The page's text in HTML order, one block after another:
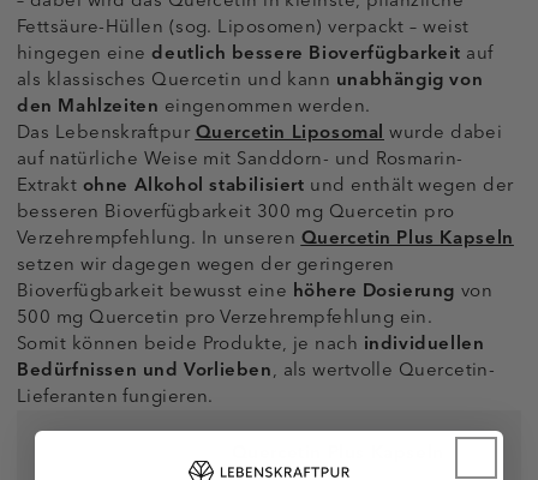
Fettsäure-Hüllen (sog. Liposomen) verpackt – weist
hingegen einedeutlich bessere Bioverfügbarkeit auf
als klassisches Quercetin und kann unabhängig von
den Mahlzeiten eingenommen werden.
Das LebenskraftpurQuercetin Liposomalwurde dabei
auf natürliche Weise mit Sanddorn- und Rosmarin-
Extraktohne Alkohol stabilisiert und enthält wegen der
besseren Bioverfügbarkeit 300 mg Quercetin pro
Verzehrempfehlung. In unserenQuercetin Plus Kapseln
setzen wir dagegen wegen der geringeren
Bioverfügbarkeit bewusst eine höhere Dosierung von
500 mg Quercetin pro Verzehrempfehlung ein.
Somit können beide Produkte, je nach individuellen
Bedürfnissen und Vorlieben, als wertvolle Quercetin-
Lieferanten fungieren.